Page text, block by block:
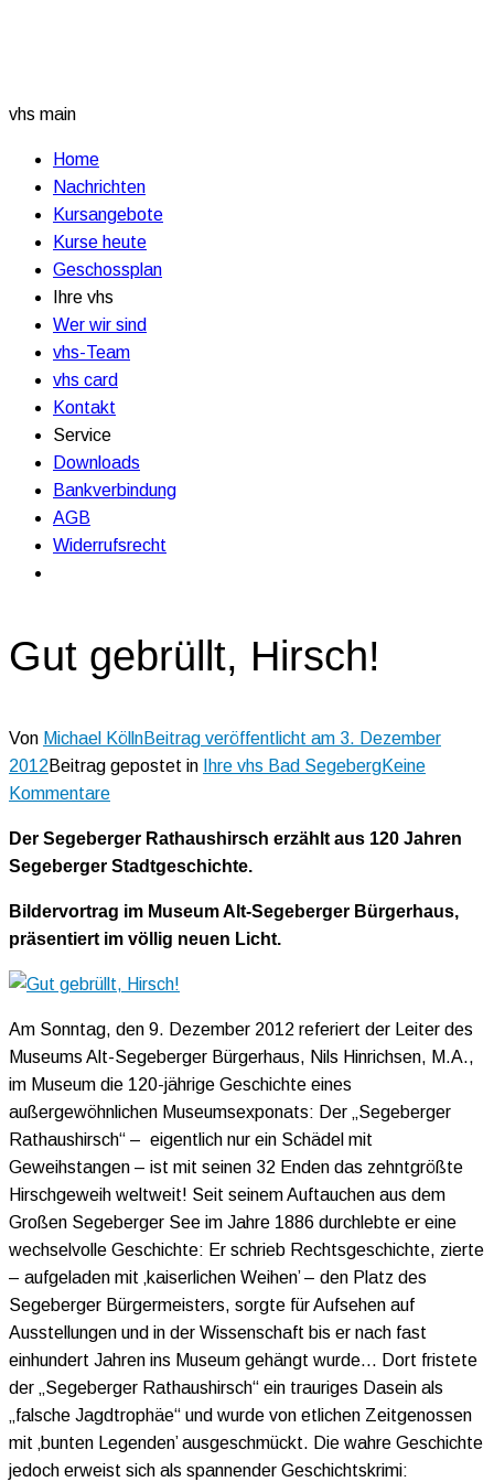
vhs main
Home
Nachrichten
Kursangebote
Kurse heute
Geschossplan
Ihre vhs
Wer wir sind
vhs-Team
vhs card
Kontakt
Service
Downloads
Bankverbindung
AGB
Widerrufsrecht
Gut gebrüllt, Hirsch!
Von Michael KöllnBeitrag veröffentlicht am 3. Dezember
2012Beitrag gepostet in Ihre vhs Bad SegebergKeine
Kommentarezu
gebrüllt,
Hirsch!
Der Segeberger Rathaushirsch erzählt aus 120 Jahren
Segeberger Stadtgeschichte.
Bildervortrag im Museum Alt-Segeberger Bürgerhaus,
präsentiert im völlig neuen Licht.
Am Sonntag, den 9. Dezember 2012 referiert der Leiter des
Museums Alt-Segeberger Bürgerhaus, Nils Hinrichsen, M.A.,
im Museum die 120-jährige Geschichte eines
außergewöhnlichen Museumsexponats: Der „Segeberger
Rathaushirsch“ – eigentlich nur ein Schädel mit
Geweihstangen – ist mit seinen 32 Enden das zehntgrößte
Hirschgeweih weltweit! Seit seinem Auftauchen aus dem
Großen Segeberger See im Jahre 1886 durchlebte er eine
wechselvolle Geschichte: Er schrieb Rechtsgeschichte, zierte
– aufgeladen mit ‚kaiserlichen Weihen’ – den Platz des
Segeberger Bürgermeisters, sorgte für Aufsehen auf
Ausstellungen und in der Wissenschaft bis er nach fast
einhundert Jahren ins Museum gehängt wurde… Dort fristete
der „Segeberger Rathaushirsch“ ein trauriges Dasein als
„falsche Jagdtrophäe“ und wurde von etlichen Zeitgenossen
mit ‚bunten Legenden’ ausgeschmückt. Die wahre Geschichte
jedoch erweist sich als spannender Geschichtskrimi: